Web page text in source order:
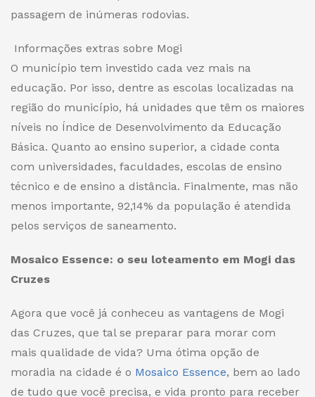
passagem de inúmeras rodovias.
Informações extras sobre Mogi
O município tem investido cada vez mais na
educação. Por isso, dentre as escolas localizadas na
região do município, há unidades que têm os maiores
níveis no Índice de Desenvolvimento da Educação
Básica. Quanto ao ensino superior, a cidade conta
com universidades, faculdades, escolas de ensino
técnico e de ensino a distância. Finalmente, mas não
menos importante, 92,14% da população é atendida
pelos serviços de saneamento.
Mosaico Essence: o seu loteamento em Mogi das
Cruzes
Agora que você já conheceu as vantagens de Mogi
das Cruzes, que tal se preparar para morar com
mais qualidade de vida? Uma ótima opção de
moradia na cidade é o Mosaico Essence, bem ao lado
de tudo que você precisa, e vida pronto para receber